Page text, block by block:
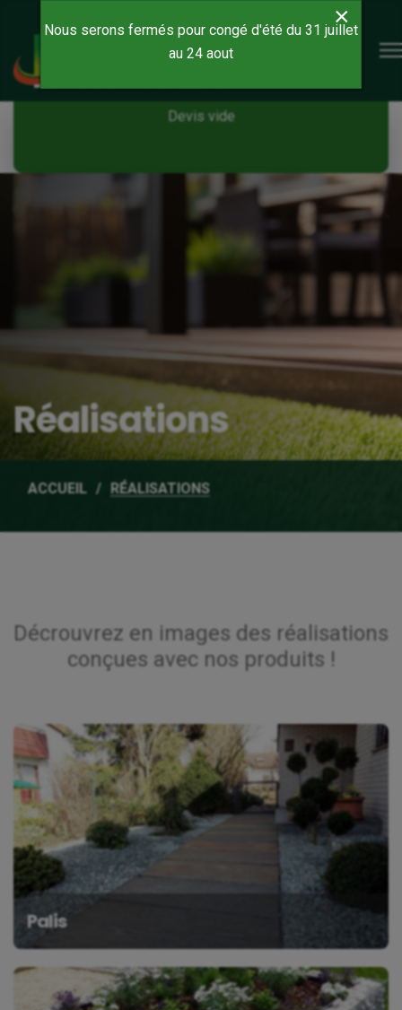
Devis vide
Devis vide
Réalisations
ACCUEIL RÉALISATIONS
Décrouvrez en images des réalisations
conçues avec nos produits !
Palis
×
Nous serons fermés pour congé d'été du 31 juillet
au 24 aout